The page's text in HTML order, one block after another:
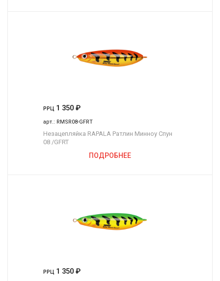
РРЦ 1 350 ₽
арт.: RMSR08-GFRT
Незацепляйка RAPALA Ратлин Минноу Спун
08 /GFRT
ПОДРОБНЕЕ
РРЦ 1 350 ₽